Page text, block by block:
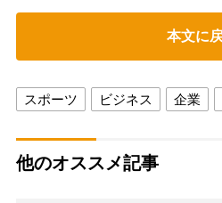
本文に
スポーツ ビジネス 企業
他のオススメ記事